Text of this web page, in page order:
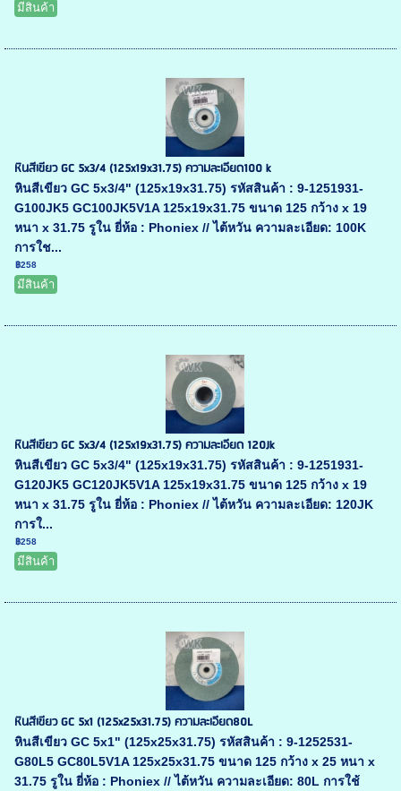
มีสินค้า
หินสีเขียว GC 5x3/4 (125x19x31.75) ความละเอียด100 k
หินสีเขียว GC 5x3/4" (125x19x31.75) รหัสสินค้า : 9-1251931-
G100JK5 GC100JK5V1A 125x19x31.75 ขนาด 125 กว้าง x 19
หนา x 31.75 รูใน ยี่ห้อ : Phoniex // ไต้หวัน ความละเอียด: 100K
การใช...
฿258
มีสินค้า
หินสีเขียว GC 5x3/4 (125x19x31.75) ความละเอียด 120Jk
หินสีเขียว GC 5x3/4" (125x19x31.75) รหัสสินค้า : 9-1251931-
G120JK5 GC120JK5V1A 125x19x31.75 ขนาด 125 กว้าง x 19
หนา x 31.75 รูใน ยี่ห้อ : Phoniex // ไต้หวัน ความละเอียด: 120JK
การใ...
฿258
มีสินค้า
หินสีเขียว GC 5x1 (125x25x31.75) ความละเอียด80L
หินสีเขียว GC 5x1" (125x25x31.75) รหัสสินค้า : 9-1252531-
G80L5 GC80L5V1A 125x25x31.75 ขนาด 125 กว้าง x 25 หนา x
31.75 รูใน ยี่ห้อ : Phoniex // ไต้หวัน ความละเอียด: 80L การใช้